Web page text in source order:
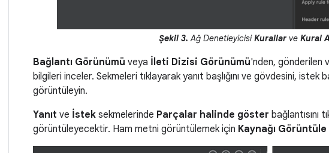
Şekil 3. Ağ DenetleyicisiKurallarve Kural
Bağlantı Görünümü veya İleti Dizisi Görünümü'nden, gönderilen
bilgileri inceler. Sekmeleri tıklayarak yanıt başlığını ve gövdesini, istek
görüntüleyin.
Yanıt ve İstek sekmelerinde Parçalar halinde göster bağlantısını
görüntüleyecektir. Ham metni görüntülemek için Kaynağı Görüntüle